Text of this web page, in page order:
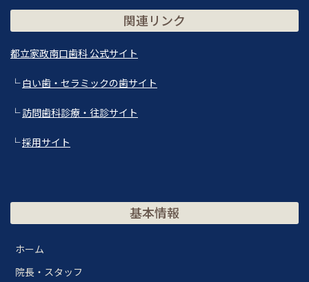
関連リンク
都立家政南口歯科 公式サイト
└白い歯・セラミックの歯サイト
└訪問歯科診療・往診サイト
└採用サイト
基本情報
ホーム
院長・スタッフ